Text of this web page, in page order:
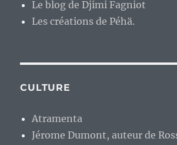
Le blog de Djimi Fagniot
Les créations de Péhä.
CULTURE
Atramenta
Jérome Dumont, auteur de